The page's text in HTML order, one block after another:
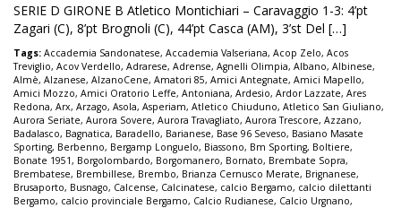
SERIE D GIRONE B Atletico Montichiari – Caravaggio 1-3: 4’pt
Zagari (C), 8’pt Brognoli (C), 44’pt Casca (AM), 3’st Del […]
Tags: Accademia Sandonatese, Accademia Valseriana, Acop Zelo, Acos
Treviglio, Acov Verdello, Adrarese, Adrense, Agnelli Olimpia, Albano, Albinese,
Almè, Alzanese, AlzanoCene, Amatori 85, Amici Antegnate, Amici Mapello,
Amici Mozzo, Amici Oratorio Leffe, Antoniana, Ardesio, Ardor Lazzate, Ares
Redona, Arx, Arzago, Asola, Asperiam, Atletico Chiuduno, Atletico San Giuliano,
Aurora Seriate, Aurora Sovere, Aurora Travagliato, Aurora Trescore, Azzano,
Badalasco, Bagnatica, Baradello, Barianese, Base 96 Seveso, Basiano Masate
Sporting, Berbenno, Bergamp Longuelo, Biassono, Bm Sporting, Boltiere,
Bonate 1951, Borgolombardo, Borgomanero, Bornato, Brembate Sopra,
Brembatese, Brembillese, Brembo, Brianza Cernusco Merate, Brignanese,
Brusaporto, Busnago, Calcense, Calcinatese, calcio Bergamo, calcio dilettanti
Bergamo, calcio provinciale Bergamo, Calcio Rudianese, Calcio Urgnano,